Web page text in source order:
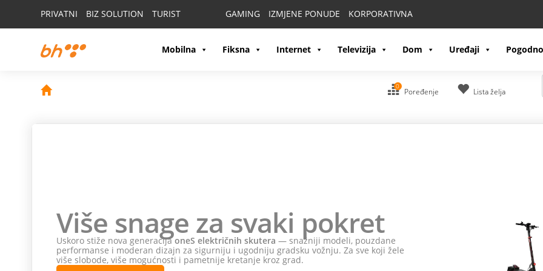
PRIVATNI BIZ SOLUTION TURIST GAMING IZMJENE PONUDE KORPORATIVNA
Mobilna Fiksna Internet Televizija Dom Uređaji
0
Poređenje Lista želja
Više snage za svaki pokret
Uskoro stiže nova generacijaoneS električnih skutera — snažniji modeli, pouzdane
performanse i moderan dizajn za sigurniju i ugodniju gradsku vožnju. Za sve koji žele
više slobode, više mogućnosti i pametnije kretanje kroz grad.